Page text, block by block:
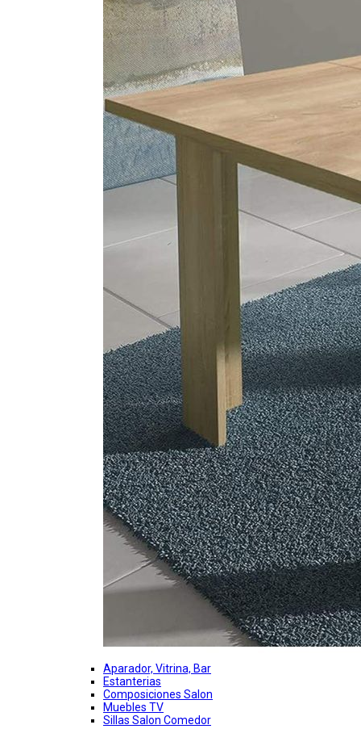
Aparador, Vitrina, Bar
Estanterias
Composiciones Salon
Muebles TV
Sillas Salon Comedor